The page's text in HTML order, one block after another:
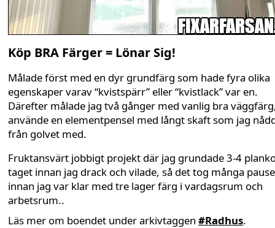
Köp BRA Färger = Lönar Sig!
Målade först med en dyr grundfärg som hade fyra olika
egenskaper varav “kvistspärr” eller “kvistlack” var en.
Därefter målade jag två gånger med vanlig bra
använde en elementpensel med långt skaft som jag
från golvet med.
Fruktansvärt jobbigt projekt där jag grundade 3-4
taget innan jag drack och vilade, så det tog många
innan jag var klar med tre lager färg i vardagsrum och
arbetsrum..
Läs mer om boendet under arkivtaggen #Radhus.